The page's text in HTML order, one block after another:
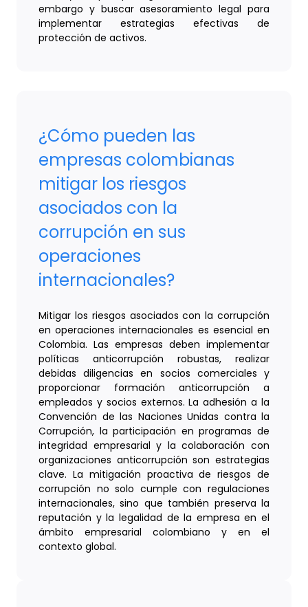
embargo y buscar asesoramiento legal para
implementar estrategias efectivas de
protección de activos.
¿Cómo pueden las
empresas colombianas
mitigar los riesgos
asociados con la
corrupción en sus
operaciones
internacionales?
Mitigar los riesgos asociados con la corrupción
en operaciones internacionales es esencial en
Colombia. Las empresas deben implementar
políticas anticorrupción robustas, realizar
debidas diligencias en socios comerciales y
proporcionar formación anticorrupción a
empleados y socios externos. La adhesión a la
Convención de las Naciones Unidas contra la
Corrupción, la participación en programas de
integridad empresarial y la colaboración con
organizaciones anticorrupción son estrategias
clave. La mitigación proactiva de riesgos de
corrupción no solo cumple con regulaciones
internacionales, sino que también preserva la
reputación y la legalidad de la empresa en el
ámbito empresarial colombiano y en el
contexto global.